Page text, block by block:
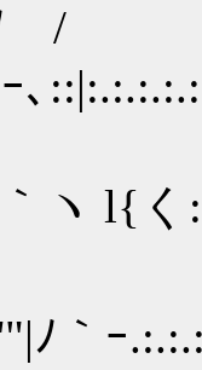
/
l{く
ｰ